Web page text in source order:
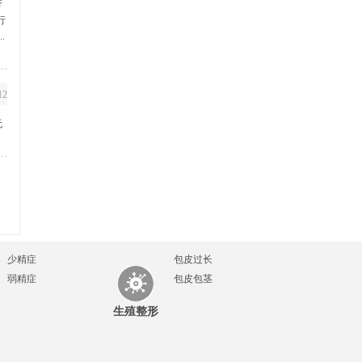
少精症
弱精症
生殖整形
包皮过长
包皮包茎